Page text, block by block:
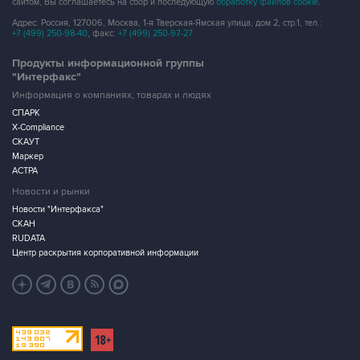
сайтом, Вы соглашаетесь на сбор и последующую обработку файлов cookie.
Адрес: Россия, 127006, Москва, 1-я Тверская-Ямская улица, дом 2, стр.1, тел.:
+7 (499) 250-98-40, факс: +7 (499) 250-97-27
Продукты информационной группы
"Интерфакс"
Информация о компаниях, товарах и людях
СПАРК
X-Compliance
СКАУТ
Маркер
АСТРА
Новости и рынки
Новости "Интерфакса"
СКАН
RUDATA
Центр раскрытия корпоративной информации